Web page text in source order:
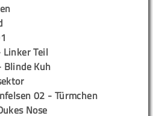
Teil
Blinde Kuh
02 - Türmchen
Nose